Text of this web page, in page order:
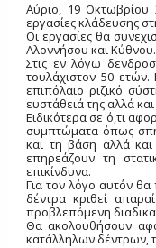
Αύριο, 19 Οκτωβρίου
εργασίες κλάδευσης
Οι εργασίες θα
Αλοννήσου και Κύθνου.
Στις εν λόγω
τουλάχιστον 50 ετών.
επιπόλαιο ριζικό
ευστάθειά της αλλά
Ειδικότερα σε ό,τι
συμπτώματα όπως
και τη βάση αλλά και
επηρεάζουν τη
επικίνδυνα.
Για τον λόγο αυτόν θα
δέντρα κριθεί
προβλεπόμενη
Θα ακολουθήσουν
κατάλληλων δέντρων,